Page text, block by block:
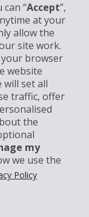
“Accept”,
at your
allow the
site work.
your browser
website
will set all
traffic, offer
the
my
we use the
Policy